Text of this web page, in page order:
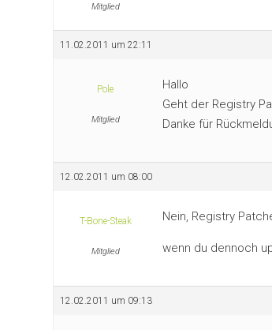
Mitglied
11.02.2011 um 22:11
Pole
Mitglied
Hallo
Geht der Registry
Danke für
12.02.2011 um 08:00
T-Bone-Steak
Mitglied
Nein, Registry
wenn du dennoch
12.02.2011 um 09:13